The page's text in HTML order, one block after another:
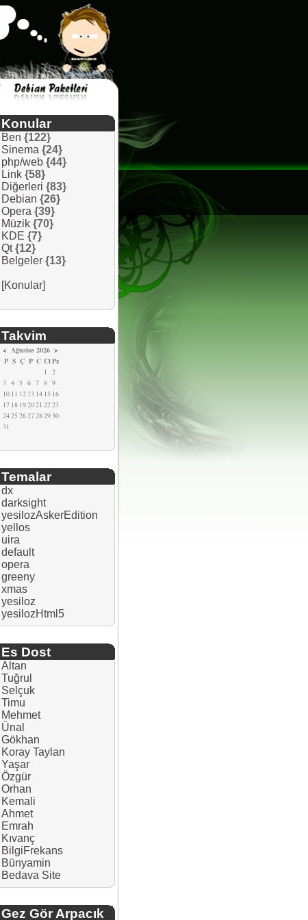
Konular
Ben {122}
Sinema {24}
php/web {44}
Link {58}
Diğerleri {83}
Debian {26}
Opera {39}
Müzik {70}
KDE {7}
Qt {12}
Belgeler {13}
[Konular]
Takvim
< Ağustos 2026 >
P S Ç P C CtPz
1 2
3 4 5 6 7 8 9
10 11 12 13 14 15 16
17 18 192021 2223
24252627282930
31
Temalar
dx
darksight
yesilozAskerEdition
yellos
uira
default
opera
greeny
xmas
yesiloz
yesilozHtml5
Es Dost
Altan
Tuğrul
Selçuk
Timu
Mehmet
Ünal
Gökhan
Koray Taylan
Yaşar
Özgür
Orhan
Kemali
Ahmet
Emrah
Kıvanç
BilgiFrekans
Bünyamin
Bedava Site
Gez Gör Arpacık